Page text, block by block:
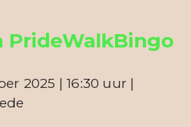
PrideWalkBingo
2025 | 16:30 uur |